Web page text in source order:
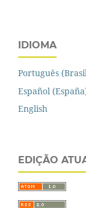
IDIOMA
Português
Español
English
EDIÇÃO